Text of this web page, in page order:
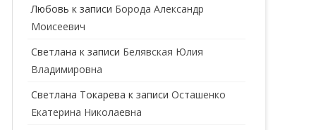
ГИНЕКОЛОГ
ГОМЕОПАТ
ДЕРМАТОЛОГ
Любовь к записи Борода Александр
Моисеевич
Светлана к записи Белявская Юлия
Владимировна
Cветлана Токарева к записиОсташенко
Екатерина Николаевна